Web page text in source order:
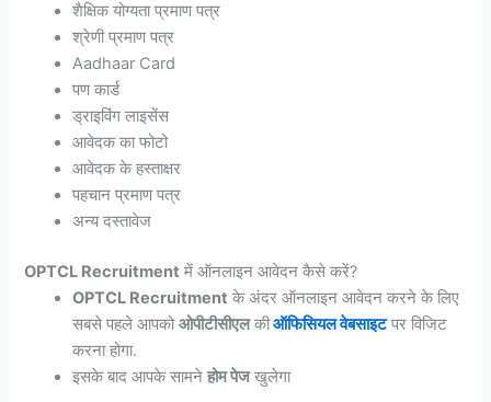
शैक्षिक योग्यता प्रमाण पत्र
श्रेणी प्रमाण पत्र
Aadhaar Card
पण कार्ड
ड्राइविंग लाइसेंस
आवेदक का फोटो
आवेदक के हस्ताक्षर
पहचान प्रमाण पत्र
अन्य दस्तावेज
OPTCL Recruitment में ऑनलाइन आवेदन कैसे करें?
OPTCL Recruitment के अंदर ऑनलाइन आवेदन करने के लिए
सबसे पहले आपकोओपीटीसीएलकीऑफिसियल वेबसाइटपर विजिट
करना होगा.
इसके बाद आपके सामनेहोम पेजखुलेगा